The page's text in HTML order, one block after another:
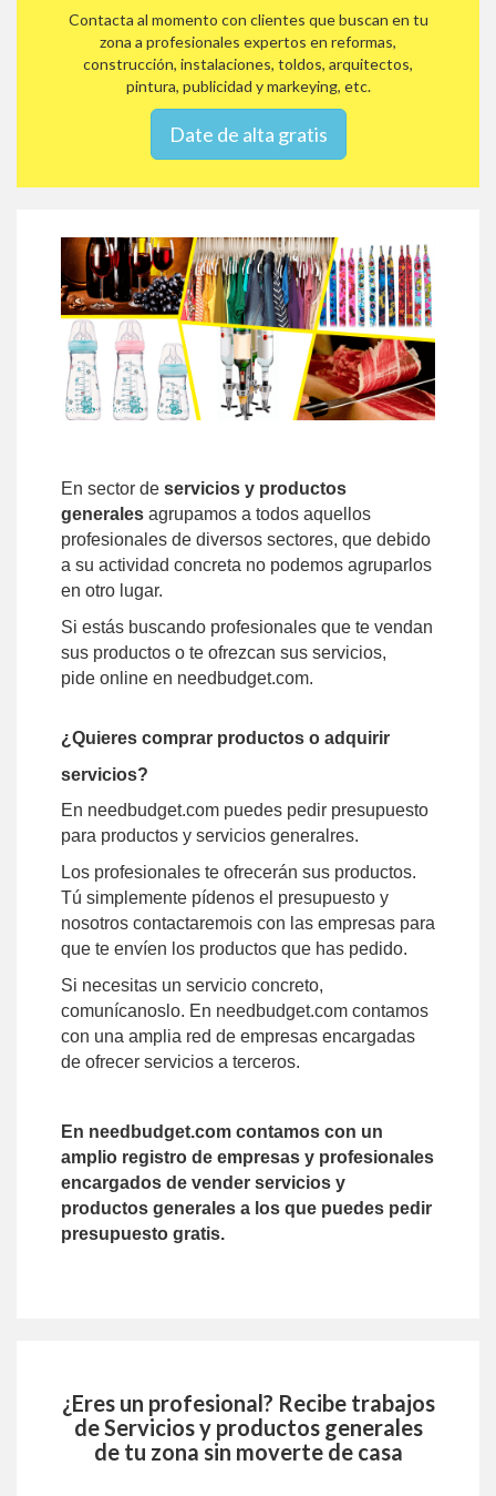
Contacta al momento con clientes que buscan en tu
zona a profesionales expertos en reformas,
construcción, instalaciones, toldos, arquitectos,
pintura, publicidad y markeying, etc.
Date de alta gratis
En sector de servicios y productos
generales agrupamos a todos aquellos
profesionales de diversos sectores, que debido
a su actividad concreta no podemos agruparlos
en otro lugar.
Si estás buscando profesionales que te vendan
sus productos o te ofrezcan sus servicios,
pide online en needbudget.com.
¿Quieres comprar productos o adquirir
servicios?
En needbudget.com puedes pedir presupuesto
para productos y servicios generalres.
Los profesionales te ofrecerán sus productos.
Tú simplemente pídenos el presupuesto y
nosotros contactaremois con las empresas para
que te envíen los productos que has pedido.
Si necesitas un servicio concreto,
comunícanoslo. En needbudget.com contamos
con una amplia red de empresas encargadas
de ofrecer servicios a terceros.
En needbudget.com contamos con un
amplio registro de empresas y profesionales
encargados de vender servicios y
productos generales a los que puedes pedir
presupuesto gratis.
¿Eres un profesional? Recibe trabajos
deServicios y productos generales
de tu zona sin moverte de casa